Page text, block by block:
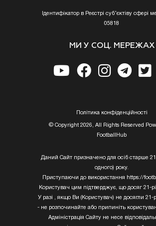
Ідентифікатор в Реєстрі суб’єктіву сфері
05818
МИ У СОЦ. МЕРЕЖАХ
Полiтика конфiденцiйностi
© Copyright 2026, All Rights Reserved
FootballHub
Даний Сайт призначено для осіб старше 21
одного) року.
Приступаючи до використання https://
Користувач цим підтверджує, що досяг 21-
У разі , якщо Ви (Користувач) не досягли 21-
- не розпочинайте або припиніть
Адміністрація Сайту не несе